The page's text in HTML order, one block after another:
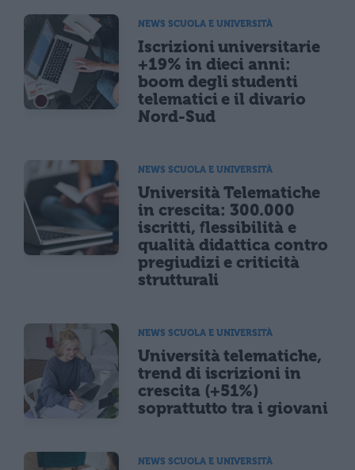
NEWS SCUOLA E UNIVERSITÀ
Iscrizioni universitarie
+19% in dieci anni:
boom degli studenti
telematici e il divario
Nord-Sud
NEWS SCUOLA E UNIVERSITÀ
Università Telematiche
in crescita: 300.000
iscritti, flessibilità e
qualità didattica contro
pregiudizi e criticità
strutturali
NEWS SCUOLA E UNIVERSITÀ
Università telematiche,
trend di iscrizioni in
crescita (+51%)
soprattutto tra i giovani
NEWS SCUOLA E UNIVERSITÀ